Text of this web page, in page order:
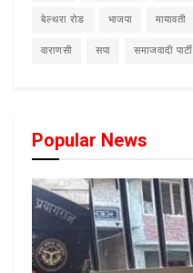
बेल्थरा रोड भाजपा मायावती
वाराणसी सपा समाजवादी पार्टी
Popular News